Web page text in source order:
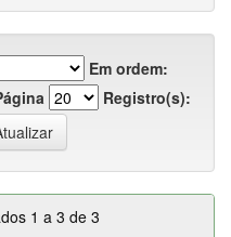
Em ordem:
Registro(s):
1 a 3 de 3